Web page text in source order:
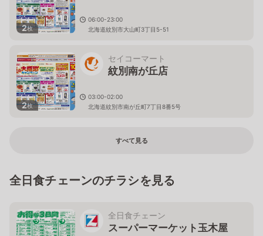
2枚
06:00-23:00
北海道紋別市大山町3丁目5-51
2枚
セイコーマート
紋別南が丘店
03:00-02:00
北海道紋別市南が丘町7丁目8番5号
すべて見る
全日食チェーンのチラシを見る
全日食チェーン
スーパーマーケット玉木屋